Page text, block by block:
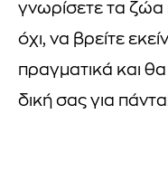
γνωρίσετε τα ζώα
όχι, να βρείτε
πραγματικά και
δική σας για